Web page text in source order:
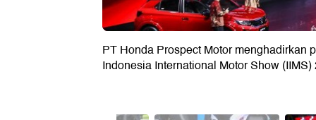
PT Honda Prospect Motor menghadirkan
Indonesia International Motor Show (IIMS)